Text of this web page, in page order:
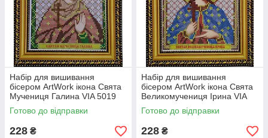
Набір для вишивання
бісером ArtWork ікона Свята
Мучениця Галина VIA 5019
Готово до відправки
228 ₴
Набір для вишивання
бісером ArtWork ікона Свята
Великомучениця Ірина VIA
5023
Готово до відправки
228 ₴